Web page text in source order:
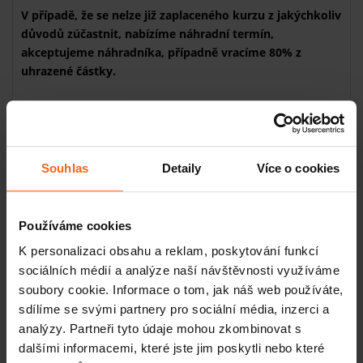
Souhlas Detaily Více o cookies
Používáme cookies
K personalizaci obsahu a reklam, poskytování funkcí
sociálních médií a analýze naší návštěvnosti využíváme
soubory cookie. Informace o tom, jak náš web používáte,
sdílíme se svými partnery pro sociální média, inzerci a
analýzy. Partneři tyto údaje mohou zkombinovat s
dalšími informacemi, které jste jim poskytli nebo které
V případě, že se nelze již zaplaceného kurzu z jakýchkoliv
důvodů zúčastnit, nabízíme náhradní termín,
akceptujeme náhradníka, případně vracíme 80% z
uhrazené částky.
DOPOLEDNÍ BLOK 8.30 - 12.00
- základní principy a účinky flossbandu
- MOŽNOSTI APLIKACE: svalová, kloubní a fasciová
regenerace tkání, techniky při reedukaci pohybu, technika
k tlumení bolesti, možnosti u entezopatií, aplikace při
sportu, možnosti autoterapie
- PRAKTICKÉ UKÁZKY
PŘESTÁVKA 12.00 - 12.30